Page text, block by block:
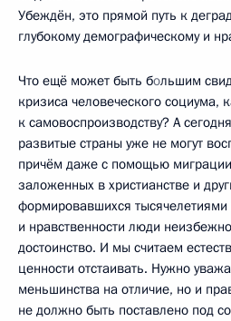
Убеждён, это прямой путь к
глубокому демографическому и
Что ещё может быть большим
кризиса человеческого социума,
к самовоспроизводству? А
развитые страны уже не могут
причём даже с помощью
заложенных в христианстве и
формировавшихся
и нравственности люди
достоинство. И мы считаем
ценности отстаивать. Нужно
меньшинства на отличие, но и
не должно быть поставлено под